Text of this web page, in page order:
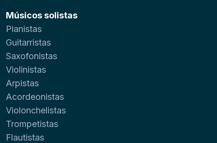
Músicos solistas
Pianistas
Guitarristas
Saxofonistas
Violinistas
Arpistas
Acordeonistas
Violonchelistas
Trompetistas
Flautistas